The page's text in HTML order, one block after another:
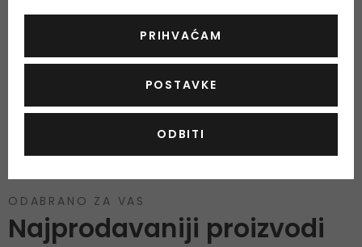
Još nema recenzija za ovaj proizvod.
Podaci o dobivanju ocjena
ODABRANO ZA VAS
Najprodavaniji proizvodi
PRIHVAĆAM
POSTAVKE
ODBITI